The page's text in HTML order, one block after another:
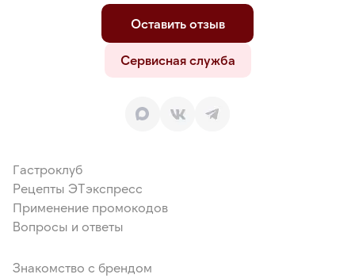
Оставить отзыв
Сервисная служба
Гастроклуб
Рецепты ЭТэкспресс
Применение промокодов
Вопросы и ответы
Знакомство с брендом